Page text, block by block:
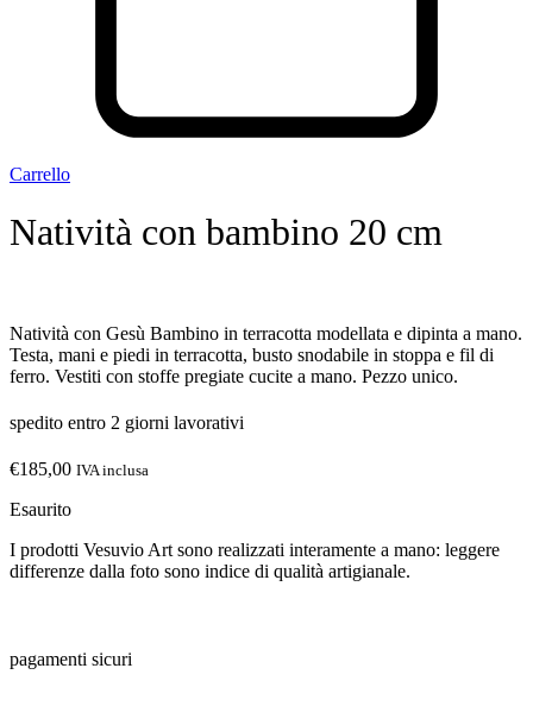
Carrello
Natività con bambino 20 cm
Natività con Gesù Bambino in terracotta modellata e dipinta a mano.
Testa, mani e piedi in terracotta, busto snodabile in stoppa e fil di
ferro. Vestiti con stoffe pregiate cucite a mano. Pezzo unico.
spedito entro 2 giorni lavorativi
€185,00 IVA inclusa
Esaurito
I prodotti Vesuvio Art sono realizzati interamente a mano: leggere
differenze dalla foto sono indice di qualità artigianale.
pagamenti sicuri